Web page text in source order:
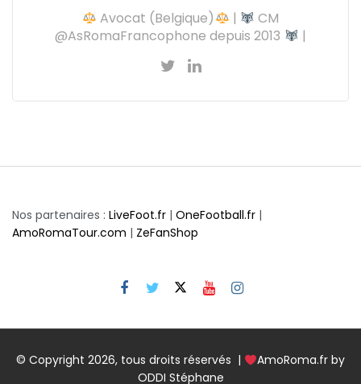
Avocat (Belgique) |
CM
@AsRomaFrancophone depuis 2013
|
Nos partenaires : LiveFoot.fr | OneFootball.fr |
AmoRomaTour.com | ZeFanShop
© Copyright 2026, tous droits réservés |
AmoRoma.fr by
ODDI Stéphane